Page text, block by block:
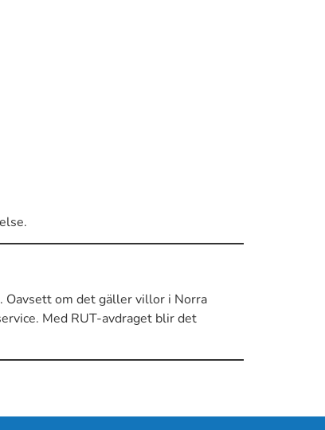
Oavsett om det gäller villor i Norra
Med RUT-avdraget blir det